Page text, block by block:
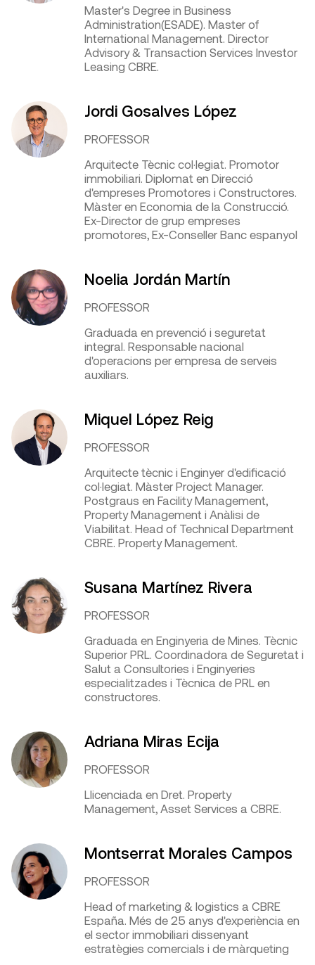
Master's Degree in Business
Administration(ESADE). Master of
International Management. Director
Advisory & Transaction Services Investor
Leasing CBRE.
Jordi Gosalves López
PROFESSOR
Arquitecte Tècnic col·legiat. Promotor
immobiliari. Diplomat en Direcció
d'empreses Promotores i Constructores.
Màster en Economia de la Construcció.
Ex-Director de grup empreses
promotores, Ex-Conseller Banc espanyol
Noelia Jordán Martín
PROFESSOR
Graduada en prevenció i seguretat
integral. Responsable nacional
d'operacions per empresa de serveis
auxiliars.
Miquel López Reig
PROFESSOR
Arquitecte tècnic i Enginyer d'edificació
col·legiat. Màster Project Manager.
Postgraus en Facility Management,
Property Management i Anàlisi de
Viabilitat. Head of Technical Department
CBRE. Property Management.
Susana Martínez Rivera
PROFESSOR
Graduada en Enginyeria de Mines. Tècnic
Superior PRL. Coordinadora de Seguretat i
Salut a Consultories i Enginyeries
especialitzades i Tècnica de PRL en
constructores.
Adriana Miras Ecija
PROFESSOR
Llicenciada en Dret. Property
Management, Asset Services a CBRE.
Montserrat Morales Campos
PROFESSOR
Head of marketing & logistics a CBRE
España. Més de 25 anys d'experiència en
el sector immobiliari dissenyant
estratègies comercials i de màrqueting